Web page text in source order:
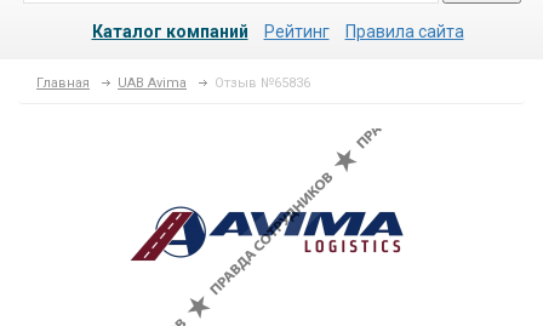
Каталог компаний Рейтинг Правила сайта
Главная UAB Avima Отзыв №65836